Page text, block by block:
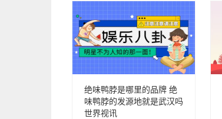
绝味鸭脖是哪里的品牌 绝
味鸭脖的发源地就是武汉吗
世界视讯